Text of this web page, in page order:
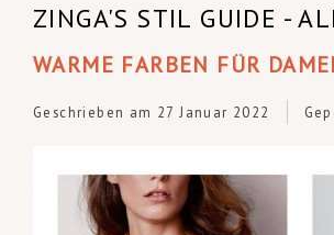
ZINGA'S STIL GUIDE -
WARME FARBEN FÜR
Geschrieben am 27 Januar 2022